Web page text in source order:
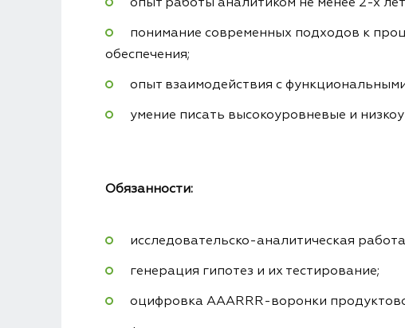
опыт работы аналитиком не менее 2-х
понимание современных подходов к
обеспечения;
опыт взаимодействия с
умение писать высокоуровневые и
Обязанности:
исследовательско-аналитическая
генерация гипотез и их тестирование;
оцифровка AAARRR-воронки